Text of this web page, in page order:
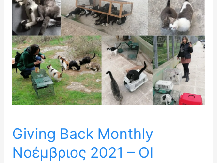
Giving Back Monthly
Νοέμβριος 2021 – ΟΙ
ΟΙ
ΑΔΕΣΠΟΤΕΣ